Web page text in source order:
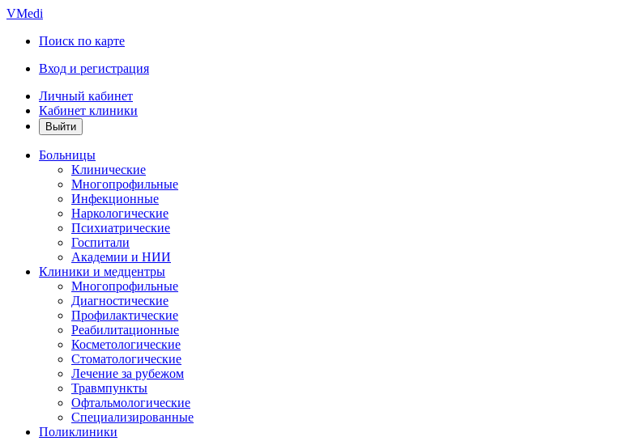
VMedi
Поиск по карте
Вход и регистрация
Личный кабинет
Кабинет клиники
Больницы
Клинические
Многопрофильные
Инфекционные
Наркологические
Психиатрические
Госпитали
Академии и НИИ
Клиники и медцентры
Многопрофильные
Диагностические
Профилактические
Реабилитационные
Косметологические
Стоматологические
Лечение за рубежом
Травмпункты
Офтальмологические
Специализированные
Поликлиники